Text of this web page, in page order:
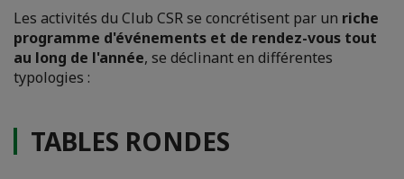
Les activités du Club CSR se concrétisent par un riche
programme d'événements et de rendez-vous tout
au long de l'année, se déclinant en différentes
typologies :
TABLES RONDES